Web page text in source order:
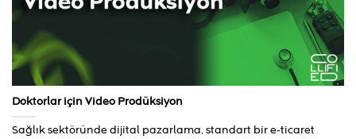
Doktorlar için Video Prodüksiyon
Sağlık sektöründe dijital pazarlama, standart bir e-ticaret